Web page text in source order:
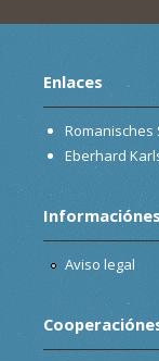
Enlaces
Romanisches
Eberhard
Informaciónes
Aviso legal